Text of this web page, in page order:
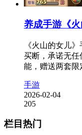
养成手游《
《火山的女儿
买断，承诺无任
能，赠送两套限
手游
2026-02-04
205
栏目热门